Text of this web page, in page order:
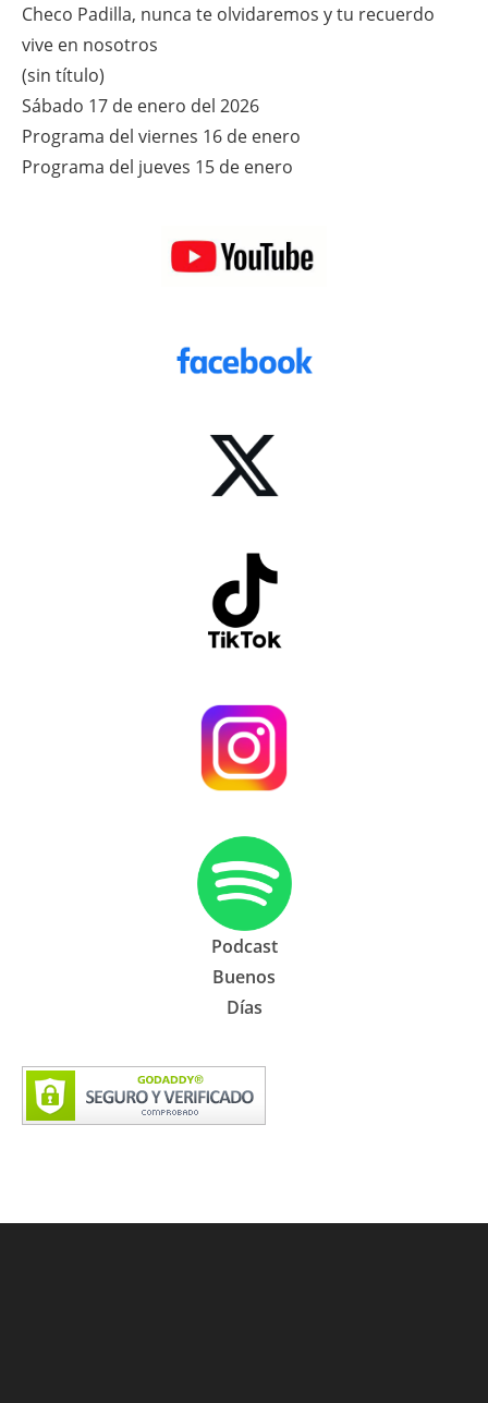
Checo Padilla, nunca te olvidaremos y tu recuerdo
vive en nosotros
(sin título)
Sábado 17 de enero del 2026
Programa del viernes 16 de enero
Programa del jueves 15 de enero
Podcast
Buenos
Días